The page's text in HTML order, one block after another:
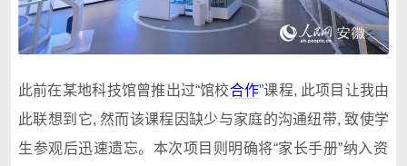
此前在‌某地科技馆曾​推出过“馆校合作”课程, 此项目让我由
此联想⁠到它, 然而该课程因缺少与家庭的沟通纽带, 致使学
生参观后迅速遗忘。本次项‍目‍则明确将​“‍家长手册”纳入资